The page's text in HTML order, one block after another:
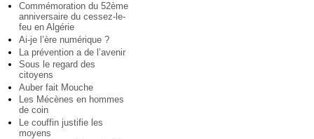
Commémoration du 52ème
anniversaire du cessez-le-
feu en Algérie
Ai-je l’ère numérique ?
La prévention a de l’avenir
Sous le regard des
citoyens
Auber fait Mouche
Les Mécènes en hommes
de coin
Le couffin justifie les
moyens